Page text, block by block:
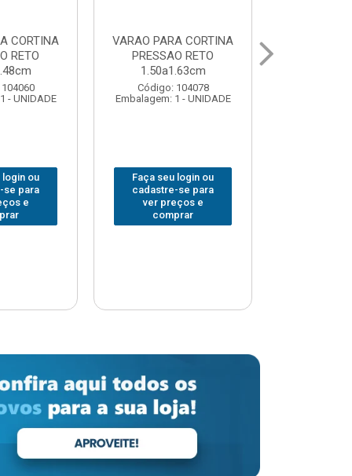
CORTINA
RETO
- UNIDADE
login ou
se para
e
VARAL PARA TETO
MAXEB ACO 1.40m
Código: 104086
Embalagem: 1 - UNIDADE
Faça seu login ou
cadastre-se para
ver preços e
comprar